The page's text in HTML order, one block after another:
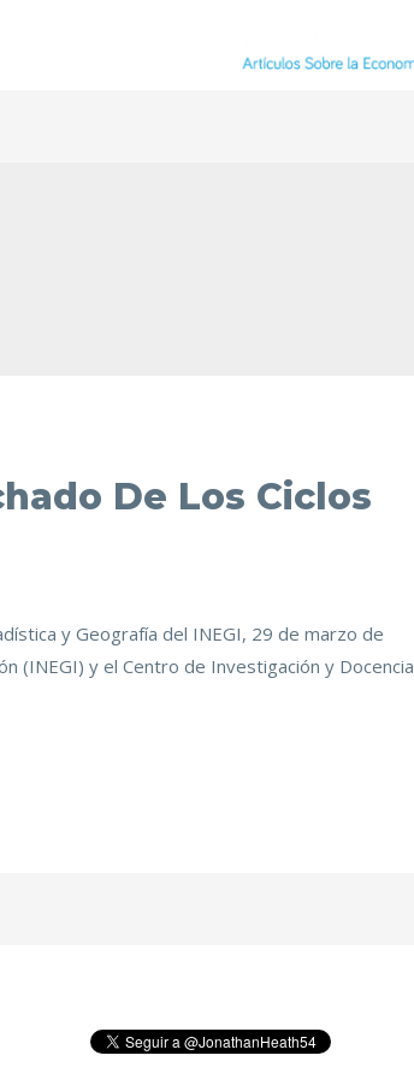
De Los Ciclos
y Geografía del INEGI, 29 de marzo de
(INEGI) y el Centro de Investigación y Docencia